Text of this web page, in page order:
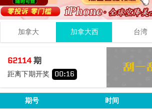
加拿大 加拿大西 台湾
62114期
距离下期开奖 00:15
9 + 1
期号 时间